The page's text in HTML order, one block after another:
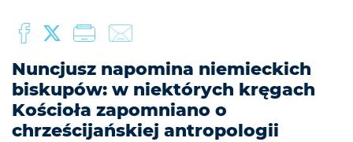
Nuncjusz napomina niemieckich
biskupów: w niektórych kręgach
Kościoła zapomniano o
chrześcijańskiej antropologii